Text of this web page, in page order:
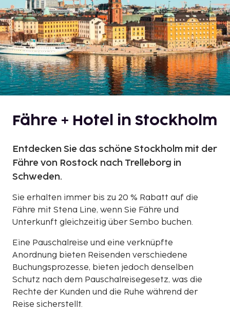
Fähre + Hotel in Stockholm
Entdecken Sie das schöne Stockholm mit der
Fähre von Rostock nach Trelleborg in
Schweden.
Sie erhalten immer bis zu 20 % Rabatt auf die
Fähre mit Stena Line, wenn Sie Fähre und
Unterkunft gleichzeitig über Sembo buchen.
Eine Pauschalreise und eine verknüpfte
Anordnung bieten Reisenden verschiedene
Buchungsprozesse, bieten jedoch denselben
Schutz nach dem Pauschalreisegesetz, was die
Rechte der Kunden und die Ruhe während der
Reise sicherstellt.